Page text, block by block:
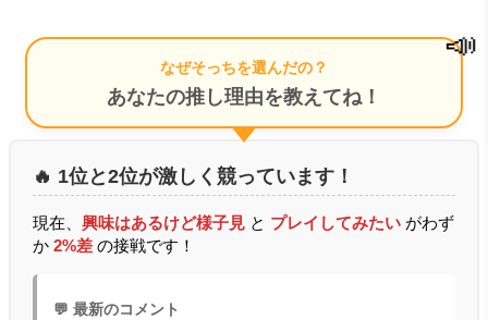
なぜそっちを選んだの？
あなたの推し理由を教えてね！
📣
🔥 1位と2位が激しく競っています！
現在、 興味はあるけど様子見 と プレイしてみたい がわず
か 2%差 の接戦です！
💬 最新のコメント